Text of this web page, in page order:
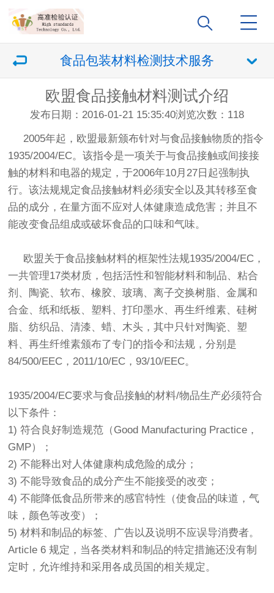
食品包装材料检测技术服务
欧盟食品接触材料测试介绍
发布日期：2016-01-21 15:35:40浏览次数： 118
2005年起，欧盟最新颁布针对与食品接触物质的指令
1935/2004/EC。该指令是一项关于与食品接触或间接接
触的材料和电器的规定，于2006年10月27日起强制执
行。该法规规定食品接触材料必须安全以及其转移至食
品的成分，在量方面不应对人体健康造成危害；并且不
能改变食品组成或破坏食品的口味和气味。
欧盟关于食品接触材料的框架性法规1935/2004/EC，
一共管理17类材质，包括活性和智能材料和制品、粘合
剂、陶瓷、软布、橡胶、玻璃、离子交换树脂、金属和
合金、纸和纸板、塑料、打印墨水、再生纤维素、硅树
脂、纺织品、清漆、蜡、木头，其中只针对陶瓷、塑
料、再生纤维素颁布了专门的指令和法规，分别是
84/500/EEC，2011/10/EC，93/10/EEC。
1935/2004/EC要求与食品接触的材料/物品生产必须符合
以下条件：
1) 符合良好制造规范（Good Manufacturing Practice，
GMP）；
2) 不能释出对人体健康构成危险的成分；
3) 不能导致食品的成分产生不能接受的改变；
4) 不能降低食品所带来的感官特性（使食品的味道，气
味，颜色等改变）；
5) 材料和制品的标签、广告以及说明不应误导消费者。
Article 6 规定，当各类材料和制品的特定措施还没有制
定时，允许维持和采用各成员国的相关规定。